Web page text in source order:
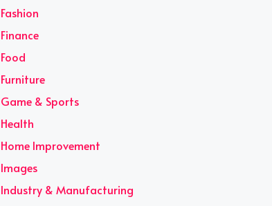
Fashion
Finance
Food
Furniture
Game & Sports
Health
Home Improvement
Images
Industry & Manufacturing